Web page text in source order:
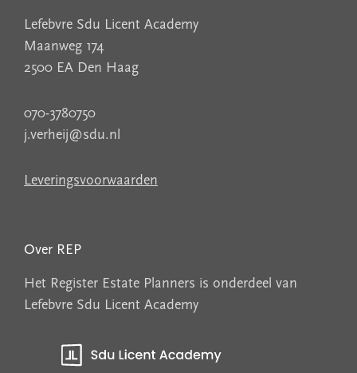
Lefebvre Sdu Licent Academy
Maanweg 174
2500 EA Den Haag
070-3780750
j.verheij@sdu.nl
Leveringsvoorwaarden
Over REP
Het Register Estate Planners is onderdeel van
Lefebvre Sdu Licent Academy